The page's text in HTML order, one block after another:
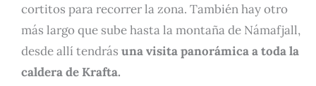
cortitos para recorrer la zona. También hay otro
más largo que sube hasta la montaña de Námafjall,
desde allí tendrás una visita panorámica a toda la
caldera de Krafta.